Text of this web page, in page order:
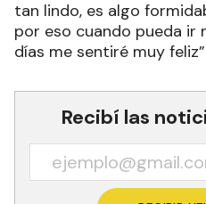
tan lindo, es algo
por eso cuando pueda ir
días me sentiré muy
Recibí las